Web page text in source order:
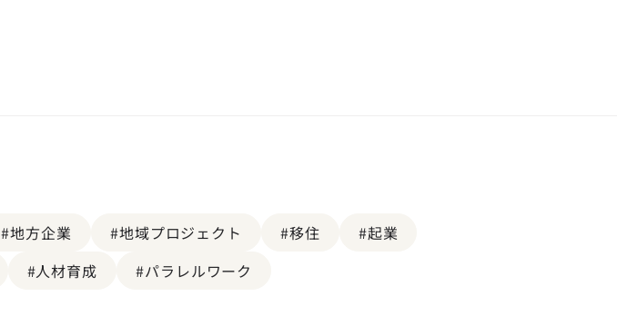
#地方企業 #地域プロジェクト #移住
#起業
#人材育成 #パラレルワーク